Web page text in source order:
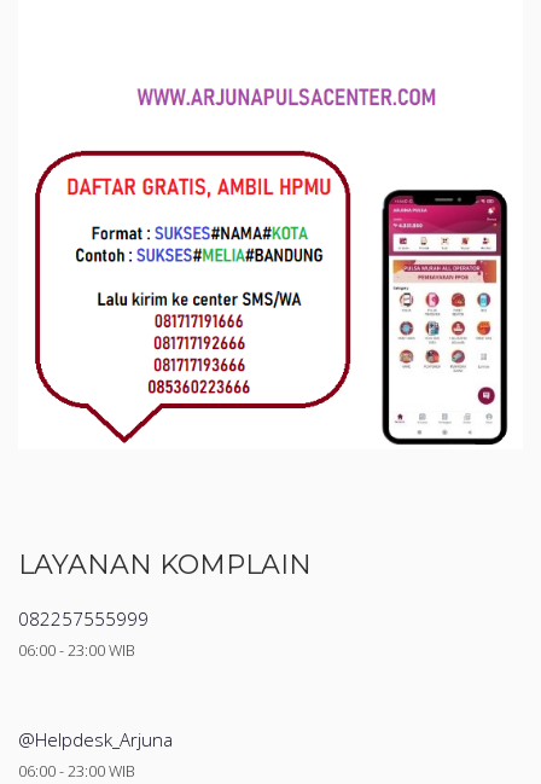
LAYANAN KOMPLAIN
082257555999
06:00 - 23:00 WIB
@Helpdesk_Arjuna
06:00 - 23:00 WIB